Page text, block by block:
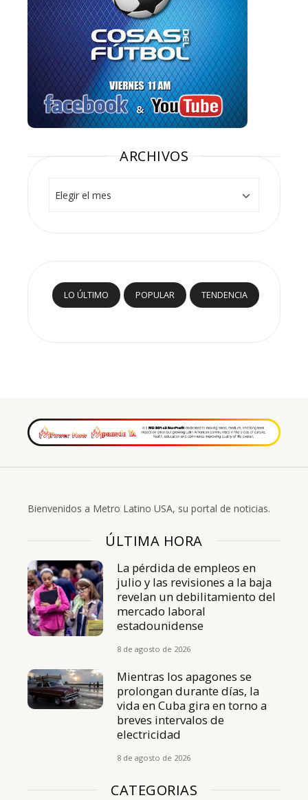
ARCHIVOS
LO ÚLTIMO POPULAR TENDENCIA
Bienvenidos a Metro Latino USA, su portal de noticias.
ÚLTIMA HORA
La pérdida de empleos en
julio y las revisiones a la baja
revelan un debilitamiento del
mercado laboral
estadounidense
8 de agosto de 2026
Mientras los apagones se
prolongan durante días, la
vida en Cuba gira en torno a
breves intervalos de
electricidad
8 de agosto de 2026
CATEGORIAS